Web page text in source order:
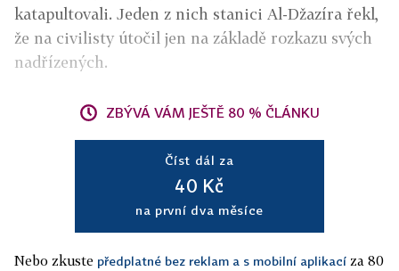
katapultovali. Jeden z nich stanici Al-Džazíra řekl,
že na civilisty útočil jen na základě rozkazu svých
nadřízených.
ZBÝVÁ VÁM JEŠTĚ 80 % ČLÁNKU
Číst dál za
40 Kč
na první dva měsíce
Nebo zkuste předplatné bez reklam a s mobilní aplikací za 80